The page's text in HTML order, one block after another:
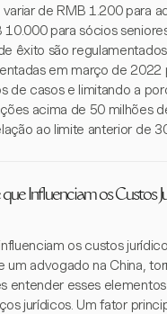
de RMB 1.200 para
10.000 para sócios
êxito são
em março de 2022
de casos e limitando a
acima de 50 milhões
ao limite anterior de
Influenciam os Custos
os custos
um advogado na China,
entender esses
jurídicos. Um fator